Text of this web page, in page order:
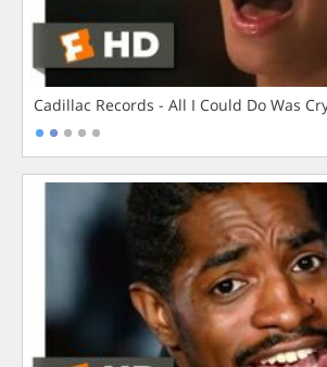
Cadillac Records - All I Could Do Was